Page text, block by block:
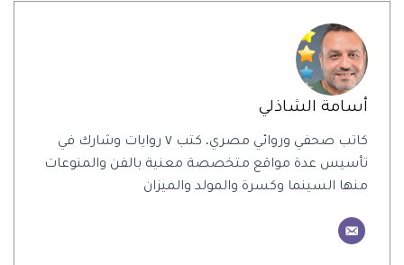
أسامة الشاذلي
كاتب صحفي وروائي مصري، كتب ٧ روايات وشارك في
تأسيس عدة مواقع متخصصة معنية بالفن والمنوعات
منها السينما وكسرة والمولد والميزان